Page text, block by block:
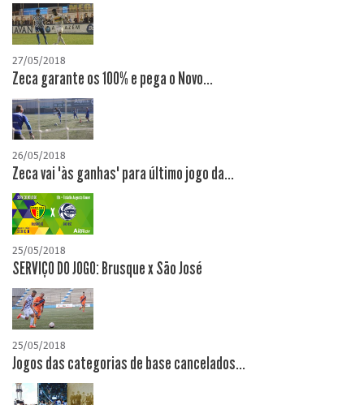
27/05/2018
Zeca garante os 100% e pega o Novo...
26/05/2018
Zeca vai "às ganhas" para último jogo da...
25/05/2018
SERVIÇO DO JOGO: Brusque x São José
25/05/2018
Jogos das categorias de base cancelados...